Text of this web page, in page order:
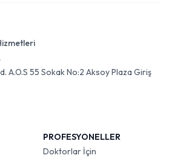
A.O.S 55 Sokak No:2 Aksoy Plaza Giriş
PROFESYONELLER
Doktorlar İçin